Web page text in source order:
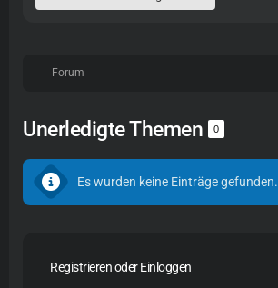
Forum
Unerledigte Themen 0
Es wurden keine Einträge gefunden.
Registrieren oder Einloggen